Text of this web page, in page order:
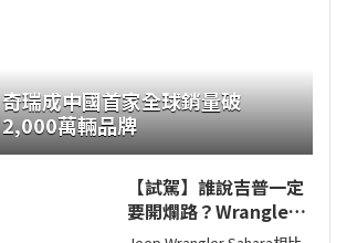
奇瑞成中國首家全球銷量破
2,000萬輛品牌
【試駕】誰說吉普一定
要開爛路？Wrangler
Sahara開在平路一樣